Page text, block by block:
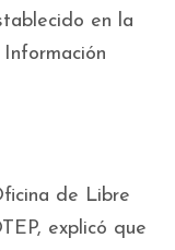
en la
de Libre
explicó que